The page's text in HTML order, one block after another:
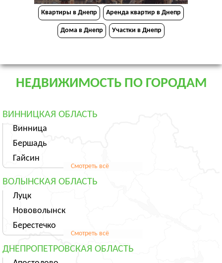
Квартиры в Днепр Аренда квартир в Днепр
Дома в Днепр Участки в Днепр
НЕДВИЖИМОСТЬ ПО ГОРОДАМ
ВИННИЦКАЯ ОБЛАСТЬ
Винница
Бершадь
Гайсин
Смотреть всё
ВОЛЫНСКАЯ ОБЛАСТЬ
Луцк
Нововолынск
Берестечко
Смотреть всё
ДНЕПРОПЕТРОВСКАЯ ОБЛАСТЬ